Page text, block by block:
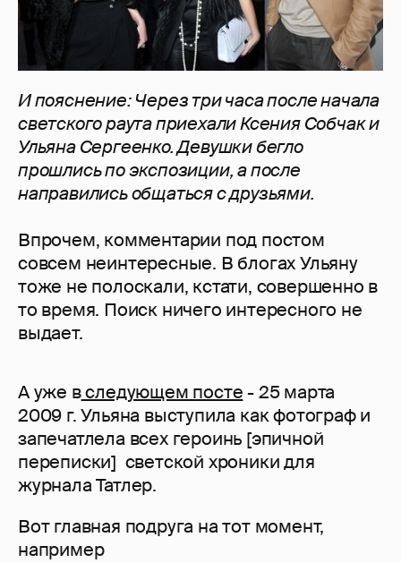
И пояснение: Через три часа после начала
светского раута приехали Ксения Собчак и
Ульяна Сергеенко. Девушки бегло
прошлись по экспозиции, а после
направились общаться с друзьями.
Впрочем, комментарии под постом
совсем неинтересные. В блогах Ульяну
тоже не полоскали, кстати, совершенно в
то время. Поиск ничего интересного не
выдает.
А уже вследующем посте- 25 марта
2009 г. Ульяна выступила как фотограф и
запечатлела всех героинь [эпичной
переписки] светской хроники для
журнала Татлер.
Вот главная подруга на тот момент,
например